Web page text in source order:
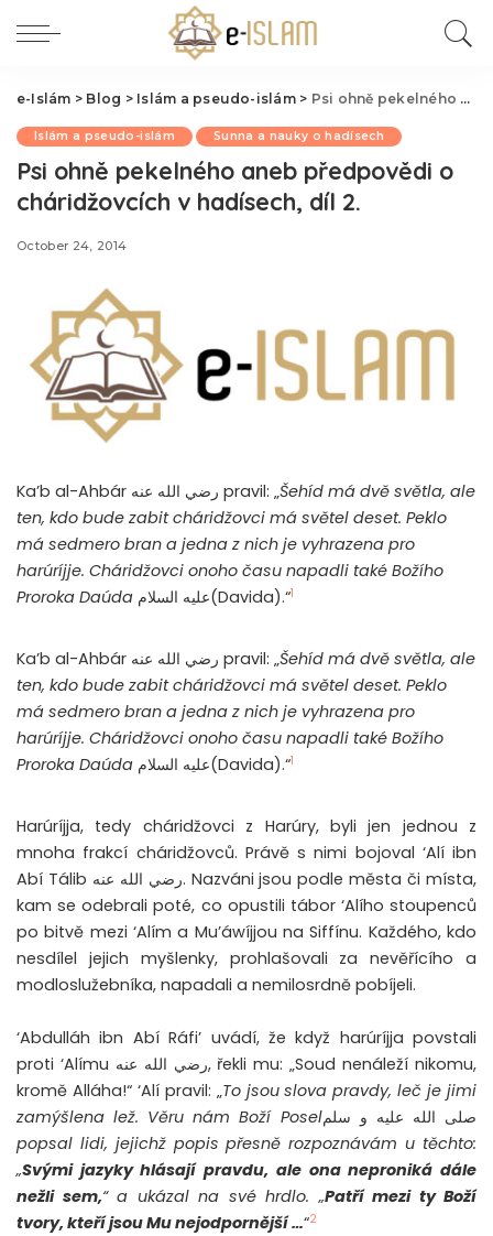
e-Islám > Blog > Islám a pseudo-islám> Psi ohně pekelného aneb předpovědi o cháridžovcích v hadísech, díl 2.
Islám a pseudo-islám Sunna a nauky o hadísech
Psi ohně pekelného aneb předpovědi o
cháridžovcích v hadísech, díl 2.
October 24, 2014
Ka’b al-Ahbár رضي الله عنه pravil: „Šehíd má dvě světla, ale
ten, kdo bude zabit cháridžovci má světel deset. Peklo
má sedmero bran a jedna z nich je vyhrazena pro
harúríjje. Cháridžovci onoho času napadli také Božího
Proroka Daúda
عليه السلام(Davida).“1
Ka’b al-Ahbár رضي الله عنه pravil: „Šehíd má dvě světla, ale
ten, kdo bude zabit cháridžovci má světel deset. Peklo
má sedmero bran a jedna z nich je vyhrazena pro
harúríjje. Cháridžovci onoho času napadli také Božího
Proroka Daúda
عليه السلام(Davida).“1
Harúríjja, tedy cháridžovci z Harúry, byli jen jednou z
mnoha frakcí cháridžovců. Právě s nimi bojoval ‘Alí ibn
Abí Tálib رضي الله عنه. Nazváni jsou podle města či místa,
kam se odebrali poté, co opustili tábor ‘Alího stoupenců
po bitvě mezi ‘Alím a Mu’áwíjjou na Siffínu. Každého, kdo
nesdílel jejich myšlenky, prohlašovali za nevěřícího a
modloslužebníka, napadali a nemilosrdně pobíjeli.
‘Abdulláh ibn Abí Ráfi’ uvádí, že když harúríjja povstali
proti ‘Alímu رضي الله عنه, řekli mu: „Soud nenáleží nikomu,
kromě Alláha!“ ‘Alí pravil: „To jsou slova pravdy, leč je jimi
zamýšlena lež. Věru nám Boží Poselصلى الله عليه و سلم
popsal lidi, jejichž popis přesně rozpoznávám u těchto:
„Svými jazyky hlásají pravdu, ale ona neproniká dále
nežli sem,“ a ukázal na své hrdlo. „Patří mezi ty Boží
tvory, kteří jsou Mu nejodpornější …“2